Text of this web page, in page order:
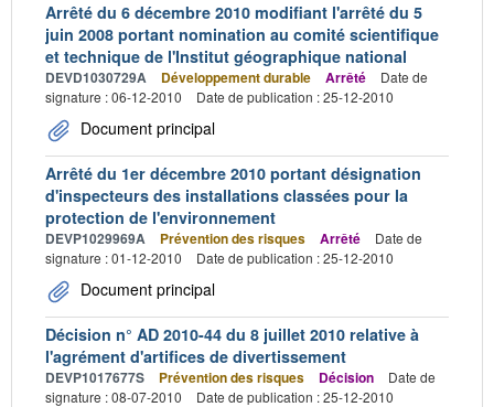
Arrêté du 6 décembre 2010 modifiant l'arrêté du 5
juin 2008 portant nomination au comité scientifique
et technique de l'Institut géographique national
DEVD1030729A Développement durable Arrêté
Date de
signature : 06-12-2010
Date de publication : 25-12-2010
Document principal
Arrêté du 1er décembre 2010 portant désignation
d'inspecteurs des installations classées pour la
protection de l'environnement
DEVP1029969A Prévention des risques Arrêté
Date de
signature : 01-12-2010
Date de publication : 25-12-2010
Document principal
Décision n° AD 2010-44 du 8 juillet 2010 relative à
l'agrément d'artifices de divertissement
DEVP1017677S Prévention des risques Décision
Date de
signature : 08-07-2010
Date de publication : 25-12-2010